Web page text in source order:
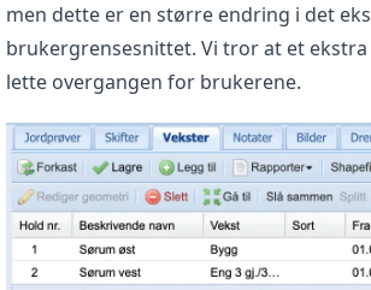
men dette er en større endring i det
brukergrensesnittet. Vi tror at et ekstra
lette overgangen for brukerene.